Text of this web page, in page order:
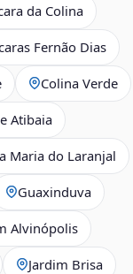
da Colina
Fernão Dias
Colina Verde
Atibaia
Maria do Laranjal
Guaxinduva
Alvinópolis
Jardim Brisa